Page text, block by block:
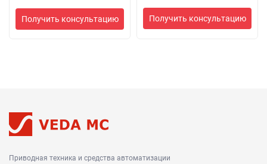
Получить консультацию Получить консультацию
Приводная техника и средства автоматизации